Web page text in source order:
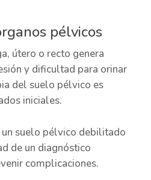
pélvicos
útero o recto genera
y dificultad para orinar
del suelo pélvico es
iniciales.
suelo pélvico debilitado
de un diagnóstico
complicaciones.